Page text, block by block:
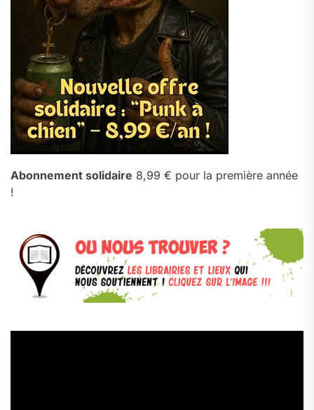
Abonnement solidaire 8,99 € pour la première année
!